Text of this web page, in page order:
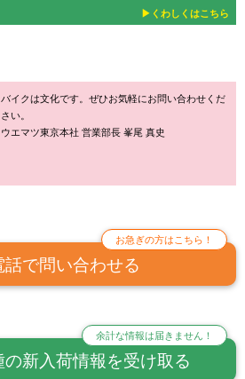
▶︎くわしくはこちら
バイクは文化です。ぜひお気軽にお問い合わせくだ
さい。
ウエマツ東京本社 営業部長 峯尾 真史
話で問い合わせる
お急ぎの方はこちら！
の新入荷情報を受け取る
余計な情報は届きません！